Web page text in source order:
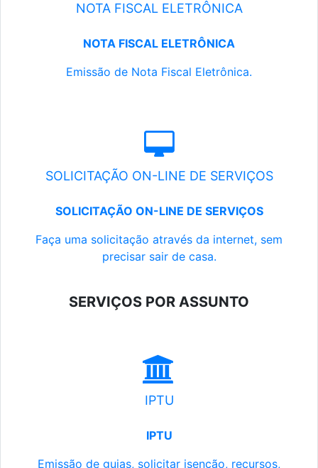
NOTA FISCAL ELETRÔNICA
NOTA FISCAL ELETRÔNICA
Emissão de Nota Fiscal Eletrônica.
SOLICITAÇÃO ON-LINE DE SERVIÇOS
SOLICITAÇÃO ON-LINE DE SERVIÇOS
Faça uma solicitação através da internet, sem
precisar sair de casa.
SERVIÇOS POR ASSUNTO
IPTU
IPTU
Emissão de guias, solicitar isenção, recursos,